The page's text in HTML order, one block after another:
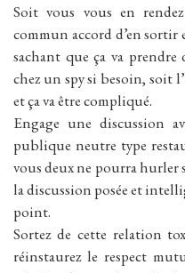
Soit vous vous en
commun accord d’en sortir
sachant que ça va
chez un spy si besoin, soit
et ça va être compliqué.
Engage une discussion
publique neutre type
vous deux ne pourra hurler
la discussion posée et
point.
Sortez de cette relation
réinstaurez le respect